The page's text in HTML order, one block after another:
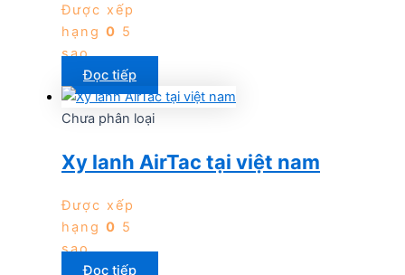
Được xếp
hạng 0 5
sao
Đọc tiếp
Chưa phân loại
Xy lanh AirTac tại việt nam
Được xếp
hạng 0 5
sao
Đọc tiếp